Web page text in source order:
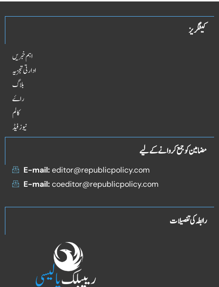
کیٹگریز
اہم خبریں
ادارتی تجزیہ
بلاگ
راۓ
کالم
نیوز فیڈ
مضامین کو جمع کروانے کے لیے
E-mail:editor@republicpolicy.com
E-mail:coeditor@republicpolicy.com
رابطہ کی تفصیلات